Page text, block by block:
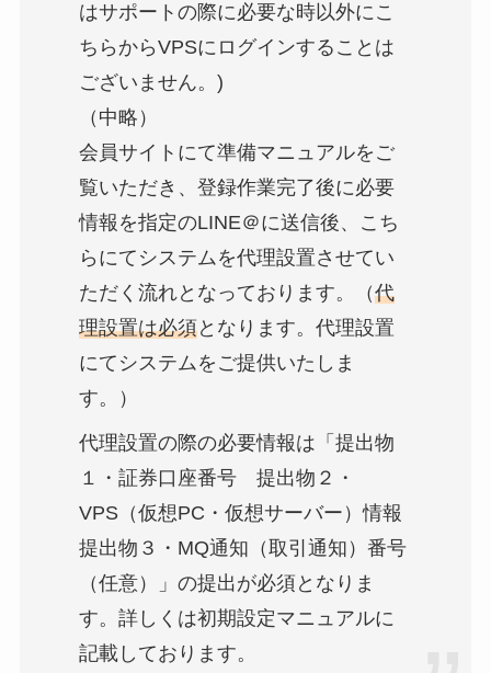
はサポートの際に必要な時以外にこ
ちらからVPSにログインすることは
ございません。)
（中略）
会員サイトにて準備マニュアルをご
覧いただき、登録作業完了後に必要
情報を指定のLINE＠に送信後、こち
らにてシステムを代理設置させてい
ただく流れとなっております。（代
理設置は必須となります。代理設置
にてシステムをご提供いたしま
す。）
代理設置の際の必要情報は「提出物
１・証券口座番号 提出物２・
VPS（仮想PC・仮想サーバー）情報
提出物３・MQ通知（取引通知）番号
（任意）」の提出が必須となりま
す。詳しくは初期設定マニュアルに
記載しております。